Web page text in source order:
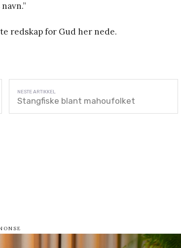
redskap for Gud her nede.
Stangfiske blant mahoufolket